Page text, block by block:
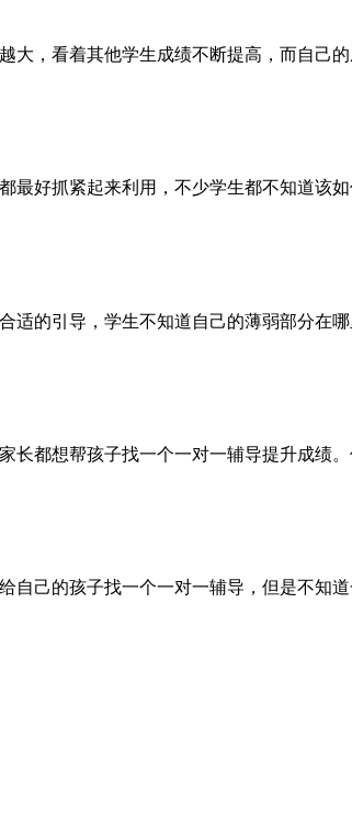
大，看着其他学生成绩不断提高，而自己
最好抓紧起来利用，不少学生都不知道该
适的引导，学生不知道自己的薄弱部分在
都想帮孩子找一个一对一辅导提升成绩
己的孩子找一个一对一辅导，但是不知